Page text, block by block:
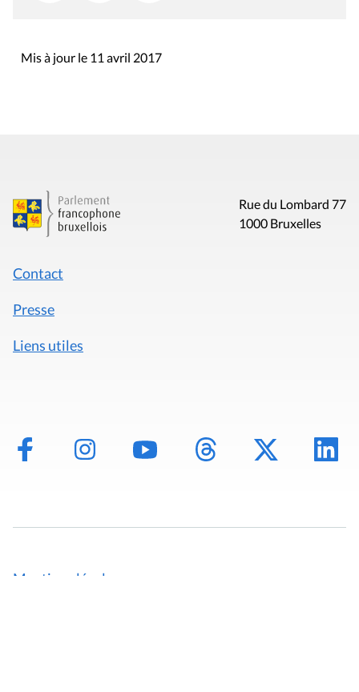
Mis à jour le 11 avril 2017
Rue du Lombard 77
1000 Bruxelles
Contact
Presse
Liens utiles
Mentions légales